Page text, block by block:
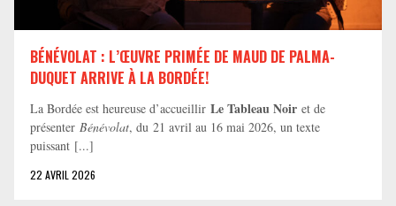
BÉNÉVOLAT : L’ŒUVRE PRIMÉE DE MAUD DE PALMA-
DUQUET ARRIVE À LA BORDÉE!
La Bordée est heureuse d’accueillir Le Tableau Noir et de
présenter Bénévolat, du 21 avril au 16 mai 2026, un texte
puissant [...]
22 AVRIL 2026